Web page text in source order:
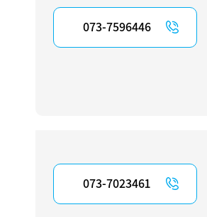
073-7596446
073-7023461